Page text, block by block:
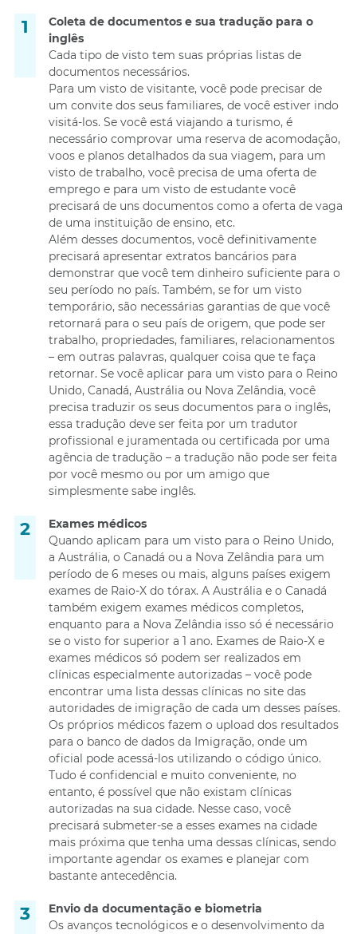
Coleta de documentos e sua tradução para o
inglês
Cada tipo de visto tem suas próprias listas de
documentos necessários.
Para um visto de visitante, você pode precisar de
um convite dos seus familiares, de você estiver indo
visitá-los. Se você está viajando a turismo, é
necessário comprovar uma reserva de acomodação,
voos e planos detalhados da sua viagem, para um
visto de trabalho, você precisa de uma oferta de
emprego e para um visto de estudante você
precisará de uns documentos como a oferta de vaga
de uma instituição de ensino, etc.
Além desses documentos, você definitivamente
precisará apresentar extratos bancários para
demonstrar que você tem dinheiro suficiente para o
seu período no país. Também, se for um visto
temporário, são necessárias garantias de que você
retornará para o seu país de origem, que pode ser
trabalho, propriedades, familiares, relacionamentos
– em outras palavras, qualquer coisa que te faça
retornar. Se você aplicar para um visto para o Reino
Unido, Canadá, Austrália ou Nova Zelândia, você
precisa traduzir os seus documentos para o inglês,
essa tradução deve ser feita por um tradutor
profissional e juramentada ou certificada por uma
agência de tradução – a tradução não pode ser feita
por você mesmo ou por um amigo que
simplesmente sabe inglês.
Exames médicos
Quando aplicam para um visto para o Reino Unido,
a Austrália, o Canadá ou a Nova Zelândia para um
período de 6 meses ou mais, alguns países exigem
exames de Raio-X do tórax. A Austrália e o Canadá
também exigem exames médicos completos,
enquanto para a Nova Zelândia isso só é necessário
se o visto for superior a 1 ano. Exames de Raio-X e
exames médicos só podem ser realizados em
clínicas especialmente autorizadas – você pode
encontrar uma lista dessas clínicas no site das
autoridades de imigração de cada um desses países.
Os próprios médicos fazem o upload dos resultados
para o banco de dados da Imigração, onde um
oficial pode acessá-los utilizando o código único.
Tudo é confidencial e muito conveniente, no
entanto, é possível que não existam clínicas
autorizadas na sua cidade. Nesse caso, você
precisará submeter-se a esses exames na cidade
mais próxima que tenha uma dessas clínicas, sendo
importante agendar os exames e planejar com
bastante antecedência.
Envio da documentação e biometria
Os avanços tecnológicos e o desenvolvimento da